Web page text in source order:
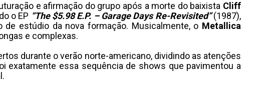
e afirmação do grupo após a morte do baixista Cliff
o EP “The $5.98 E.P. – Garage Days Re-Revisited”(1987),
estúdio da nova formação. Musicalmente, o Metallica
e complexas.
durante o verão norte-americano, dividindo as atenções
exatamente essa sequência de shows que pavimentou a